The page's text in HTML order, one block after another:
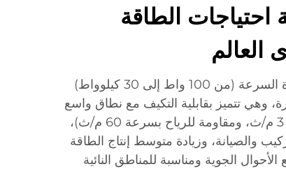
احتياجات الطاقة
العالم
تقدم توربيناتنا الهوائية نماذج متعددة السرعة (من 100 واط إلى 30 كيلوواط)
وهي تتميز بقابلية التكيف مع نطاق واسع
من سرعات الرياح (سرعة انطلاق 3 م/ث، ومقاومة للرياح بسرعة 60 م/ث)،
والصيانة، وزيادة متوسط إنتاج الطاقة
في جميع الأحوال الجوية ومناسبة للمناطق النائية